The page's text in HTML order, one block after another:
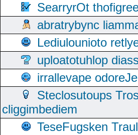
SearryrOt
abratrybync
Lediulounioto
uploatotuhlop
irrallevape
Steclosutoups
cliggimbediem
TeseFugsken